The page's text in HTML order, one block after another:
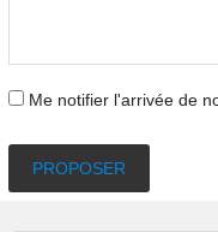
Me notifier l'arrivée de
PROPOSER